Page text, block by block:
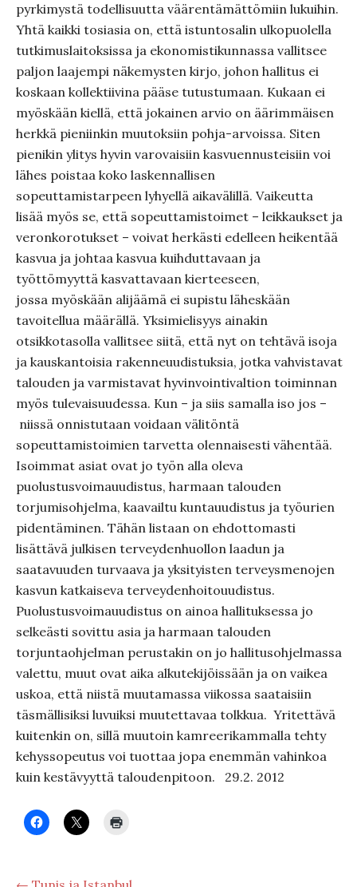
pyrkimystä todellisuutta väärentämättömiin lukuihin.
Yhtä kaikki tosiasia on, että istuntosalin ulkopuolella
tutkimuslaitoksissa ja ekonomistikunnassa vallitsee
paljon laajempi näkemysten kirjo, johon hallitus ei
koskaan kollektiivina pääse tutustumaan. Kukaan ei
myöskään kiellä, että jokainen arvio on äärimmäisen
herkkä pieniinkin muutoksiin pohja-arvoissa. Siten
pienikin ylitys hyvin varovaisiin kasvuennusteisiin voi
lähes poistaa koko laskennallisen
sopeuttamistarpeen lyhyellä aikavälillä. Vaikeutta
lisää myös se, että sopeuttamistoimet – leikkaukset ja
veronkorotukset – voivat herkästi edelleen heikentää
kasvua ja johtaa kasvua kuihduttavaan ja
työttömyyttä kasvattavaan kierteeseen,
jossa myöskään alijäämä ei supistu läheskään
tavoitellua määrällä. Yksimielisyys ainakin
otsikkotasolla vallitsee siitä, että nyt on tehtävä isoja
ja kauskantoisia rakenneuudistuksia, jotka vahvistavat
talouden ja varmistavat hyvinvointivaltion toiminnan
myös tulevaisuudessa. Kun – ja siis samalla iso jos –
niissä onnistutaan voidaan välitöntä
sopeuttamistoimien tarvetta olennaisesti vähentää.
Isoimmat asiat ovat jo työn alla oleva
puolustusvoimauudistus, harmaan talouden
torjumisohjelma, kaavailtu kuntauudistus ja työurien
pidentäminen. Tähän listaan on ehdottomasti
lisättävä julkisen terveydenhuollon laadun ja
saatavuuden turvaava ja yksityisten terveysmenojen
kasvun katkaiseva terveydenhoitouudistus.
Puolustusvoimauudistus on ainoa hallituksessa jo
selkeästi sovittu asia ja harmaan talouden
torjuntaohjelman perustakin on jo hallitusohjelmassa
valettu, muut ovat aika alkutekijöissään ja on vaikea
uskoa, että niistä muutamassa viikossa saataisiin
täsmällisiksi luvuiksi muutettavaa tolkkua. Yritettävä
kuitenkin on, sillä muutoin kamreerikammalla tehty
kehyssopeutus voi tuottaa jopa enemmän vahinkoa
kuin kestävyyttä taloudenpitoon. 29.2. 2012